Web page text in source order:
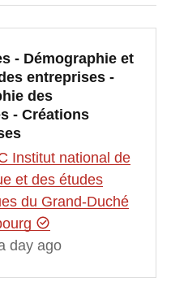
- Démographie et
entreprises -
des
- Créations
Institut national de
et des études
du Grand-Duché
day ago